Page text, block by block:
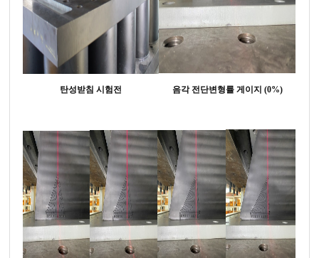
탄성받침 시험전 음각 전단변형률 게이지 (0%)